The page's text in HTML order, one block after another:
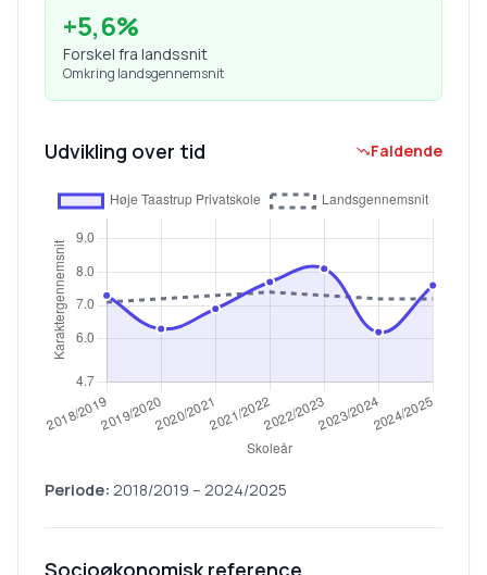
+5,6%
Forskel fra landssnit
Omkring landsgennemsnit
Udvikling over tid Faldende
Periode: 2018/2019 – 2024/2025
Socioøkonomisk reference